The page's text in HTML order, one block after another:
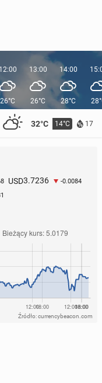
32°C 14°C 17
12:00
26°C
13:00
26°C
14:00
28°C
USD3.7236 -0.0084
Źródło: currencybeacon.com